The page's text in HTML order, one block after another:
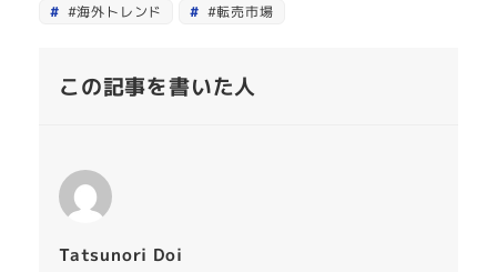
#海外トレンド
#転売市場
この記事を書いた人
Tatsunori Doi